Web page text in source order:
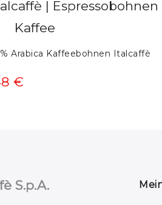
Arabica Kaffeebohnen Italcaffè
€
S.p.A.